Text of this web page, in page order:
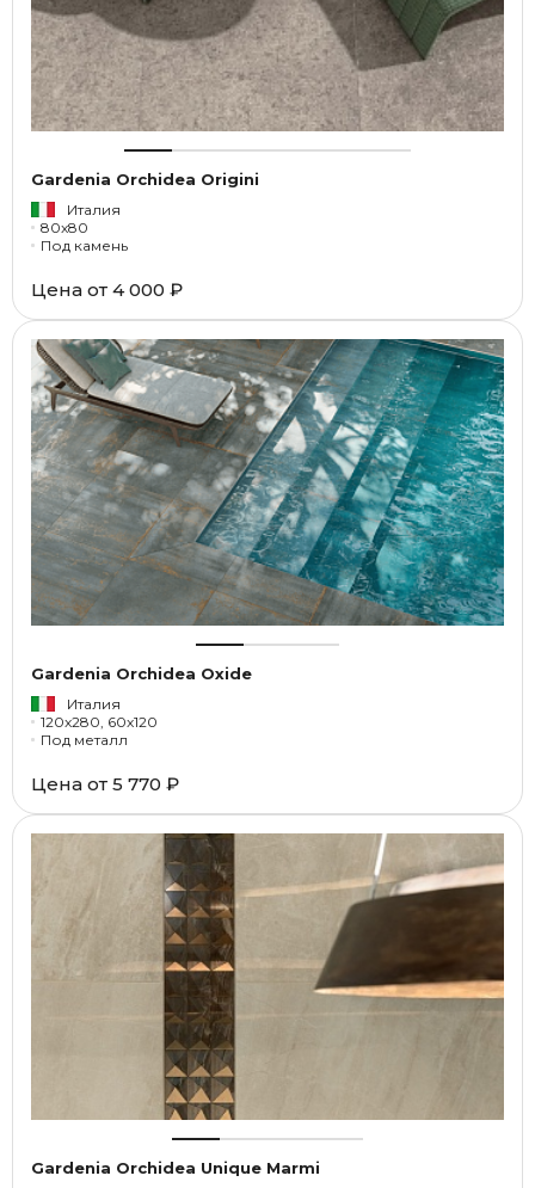
Gardenia Orchidea Origini
Италия
80x80
Под камень
Цена от 4 000 ₽
Gardenia Orchidea Oxide
Италия
120x280, 60x120
Под металл
Цена от 5 770 ₽
Gardenia Orchidea Unique Marmi